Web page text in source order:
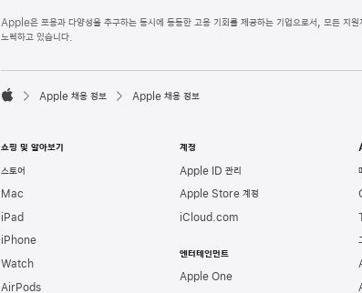
p
p
o
r
Apple은 포용과 다양성을 추구하는 동시에 동등한 고용 기회를 제공하는 기업으로서, 모든 지
노력하고 있습니다.

l
e
Apple 채용 정보 Apple 채용 정보
쇼핑 및 알아보기
스토어
Mac
iPad
iPhone
Watch
AirPods
계정
Apple ID 관리
Apple Store 계정
iCloud.com
엔터테인먼트
Apple One